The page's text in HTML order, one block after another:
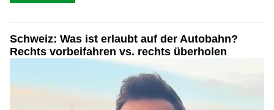
Schweiz: Was ist erlaubt auf der Autobahn?
Rechts vorbeifahren vs. rechts überholen